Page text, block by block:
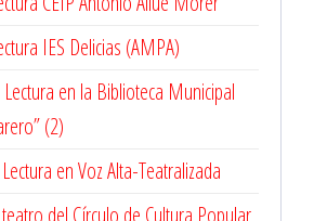
IES Delicias (AMPA)
Lectura en la Biblioteca Municipal
(2)
en Voz Alta-Teatralizada